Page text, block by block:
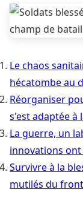
Le chaos
hécatombe au
Réorganiser
s'est adaptée à
La guerre, un
innovations ont
Survivre à la
mutilés du